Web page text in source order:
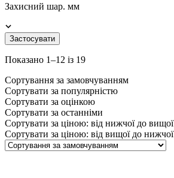
Захисний шар. мм
Застосувати
Показано 1–12 із 19
Сортування за замовчуванням
Сортувати за популярністю
Сортувати за оцінкою
Сортувати за останніми
Сортувати за ціною: від нижчої до вищої
Сортувати за ціною: від вищої до нижчої